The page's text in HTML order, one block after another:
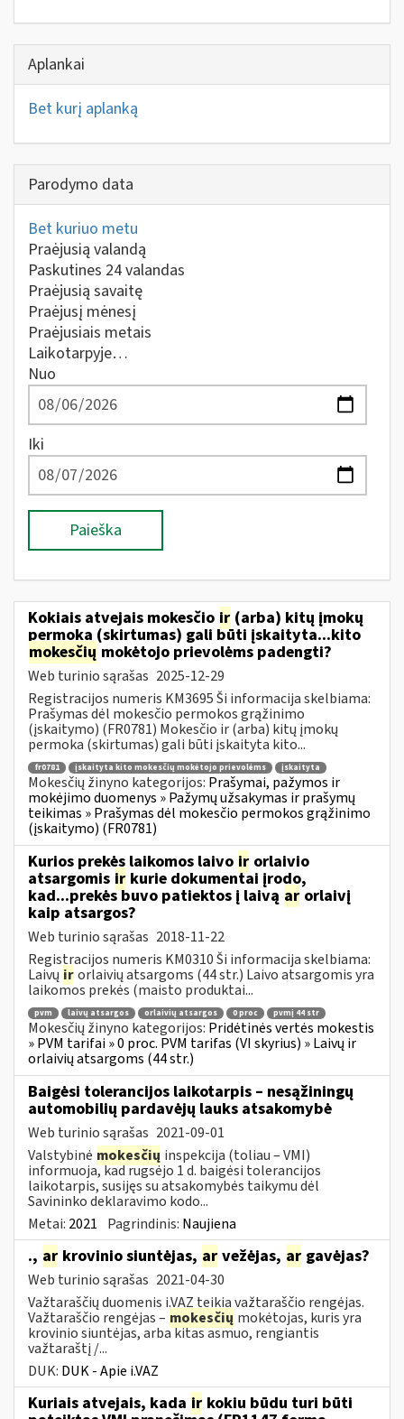
Aplankai
Bet kurį aplanką
Parodymo data
Bet kuriuo metu
Praėjusią valandą
Paskutines 24 valandas
Praėjusią savaitę
Praėjusį mėnesį
Praėjusiais metais
Laikotarpyje…
Nuo
Iki
Paieška
Kokiais atvejais mokesčio ir (arba) kitų įmokų
permoka (skirtumas) gali būti įskaityta...kito
mokesčių mokėtojo prievolėms padengti?
Web turinio sąrašas 2025-12-29
Registracijos numeris KM3695 Ši informacija skelbiama:
Prašymas dėl mokesčio permokos grąžinimo
(įskaitymo) (FR0781) Mokesčio ir (arba) kitų įmokų
permoka (skirtumas) gali būti įskaityta kito...
fr0781 įskaityta kito mokesčių mokėtojo prievolėms įskaityta
Mokesčių žinyno kategorijos: Prašymai, pažymos ir
mokėjimo duomenys » Pažymų užsakymas ir prašymų
teikimas » Prašymas dėl mokesčio permokos grąžinimo
(įskaitymo) (FR0781)
Kurios prekės laikomos laivo ir orlaivio
atsargomis ir kurie dokumentai įrodo,
kad...prekės buvo patiektos į laivą ar orlaivį
kaip atsargos?
Web turinio sąrašas 2018-11-22
Registracijos numeris KM0310 Ši informacija skelbiama:
Laivų irorlaivių atsargoms (44 str.) Laivo atsargomis yra
laikomos prekės (maisto produktai...
pvm laivų atsargos orlaivių atsargos 0 proc pvmį 44 str
Mokesčių žinyno kategorijos: Pridėtinės vertės mokestis
» PVM tarifai » 0 proc. PVM tarifas (VI skyrius) » Laivų ir
orlaivių atsargoms (44 str.)
Baigėsi tolerancijos laikotarpis – nesąžiningų
automobilių pardavėjų lauks atsakomybė
Web turinio sąrašas 2021-09-01
Valstybinė mokesčių inspekcija (toliau – VMI)
informuoja, kad rugsėjo 1 d. baigėsi tolerancijos
laikotarpis, susijęs su atsakomybės taikymu dėl
Savininko deklaravimo kodo...
Metai: 2021 Pagrindinis: Naujiena
., ar krovinio siuntėjas, ar vežėjas, ar gavėjas?
Web turinio sąrašas 2021-04-30
Važtaraščių duomenis i.VAZ teikia važtaraščio rengėjas.
Važtaraščio rengėjas – mokesčių mokėtojas, kuris yra
krovinio siuntėjas, arba kitas asmuo, rengiantis
važtaraštį /...
DUK: DUK - Apie i.VAZ
Kuriais atvejais, kada ir kokiu būdu turi būti